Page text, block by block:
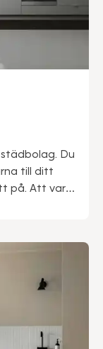
Du
till ditt
på. Att vara